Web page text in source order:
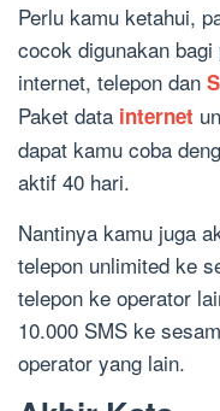
Perlu kamu ketahui,
cocok digunakan
internet, telepon dan
Paket data internet
dapat kamu coba
aktif 40 hari.
Nantinya kamu juga
telepon unlimited ke
telepon ke operator
10.000 SMS ke
operator yang lain.